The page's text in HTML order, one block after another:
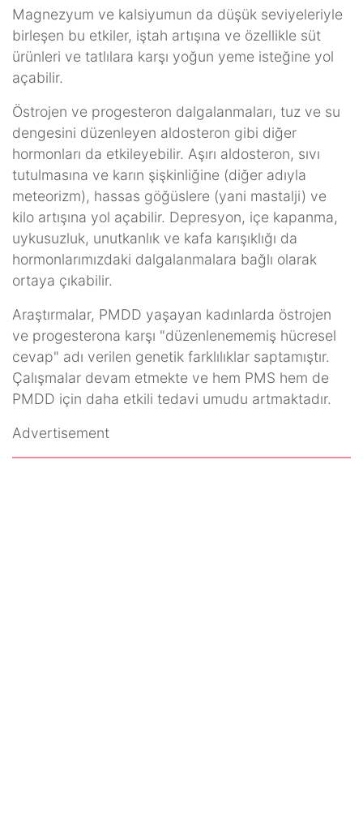
Magnezyum ve kalsiyumun da düşük seviyeleriyle
birleşen bu etkiler, iştah artışına ve özellikle süt
ürünleri ve tatlılara karşı yoğun yeme isteğine yol
açabilir.
Östrojen ve progesteron dalgalanmaları, tuz ve su
dengesini düzenleyen aldosteron gibi diğer
hormonları da etkileyebilir. Aşırı aldosteron, sıvı
tutulmasına ve karın şişkinliğine (diğer adıyla
meteorizm), hassas göğüslere (yani mastalji) ve
kilo artışına yol açabilir. Depresyon, içe kapanma,
uykusuzluk, unutkanlık ve kafa karışıklığı da
hormonlarımızdaki dalgalanmalara bağlı olarak
ortaya çıkabilir.
Araştırmalar, PMDD yaşayan kadınlarda östrojen
ve progesterona karşı "düzenlenememiş hücresel
cevap" adı verilen genetik farklılıklar saptamıştır.
Çalışmalar devam etmekte ve hem PMS hem de
PMDD için daha etkili tedavi umudu artmaktadır.
Advertisement